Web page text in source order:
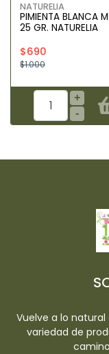
NATURELIA
PIMIENTA BLANCA
25 GR. NATURELIA
$690
$1.000
+
-
Vuelve a lo
variedad de